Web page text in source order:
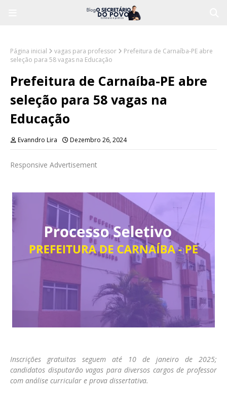
Página inicial vagas para professor
Prefeitura de Carnaíba-PE abre
seleção para 58 vagas na Educação
Prefeitura de Carnaíba-PE abre
seleção para 58 vagas na
Educação
Evanndro Lira Dezembro 26, 2024
Responsive Advertisement
Inscrições gratuitas seguem até 10 de janeiro de 2025;
candidatos disputarão vagas para diversos cargos de professor
com análise curricular e prova dissertativa.